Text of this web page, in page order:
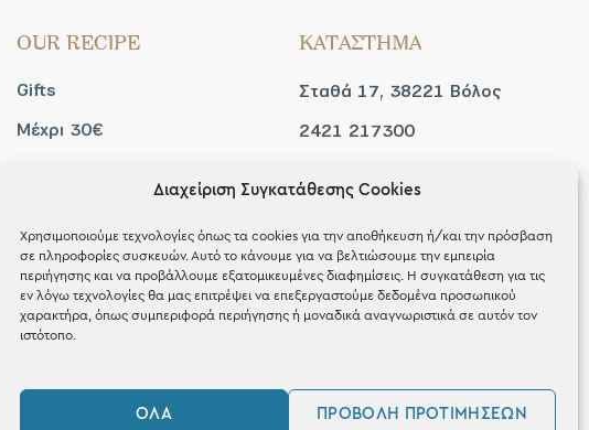
Διαχείριση Συγκατάθεσης Cookies
Χρησιμοποιούμε τεχνολογίες όπως τα cookies για την αποθήκευση ή/και την πρόσβαση
σε πληροφορίες συσκευών. Αυτό το κάνουμε για να βελτιώσουμε την εμπειρία
περιήγησης και να προβάλλουμε εξατομικευμένες διαφημίσεις. Η συγκατάθεση για τις
εν λόγω τεχνολογίες θα μας επιτρέψει να επεξεργαστούμε δεδομένα προσωπικού
χαρακτήρα, όπως συμπεριφορά περιήγησης ή μοναδικά αναγνωριστικά σε αυτόν τον
ιστότοπο.
ΌΛΑ ΠΡΟΒΟΛΉ ΠΡΟΤΙΜΉΣΕΩΝ
OUR RECIPE
Gifts
Μέχρι 30€
ΚΑΤΑΣΤΗΜΑ
Σταθά 17, 38221 Βόλος
2421 217300
Τριτ / Πεμ / Παρ: 09:00 -
21:00